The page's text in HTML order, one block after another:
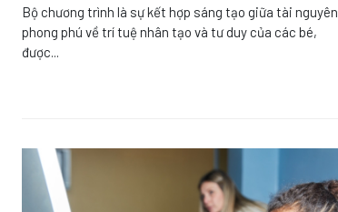
Bộ chương trình là sự kết hợp sáng tạo giữa tài nguyên
phong phú về trí tuệ nhân tạo và tư duy của các bé,
được